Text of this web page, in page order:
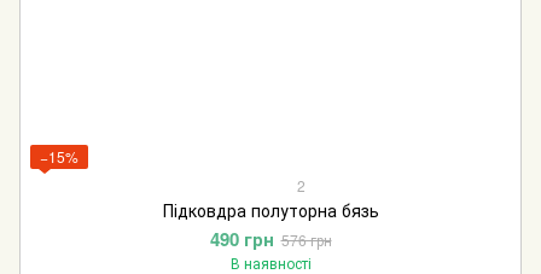
−15%
2
Підковдра полуторна бязь
490 грн 576 грн
В наявності